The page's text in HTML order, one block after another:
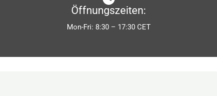
Öffnungszeiten:
Mon-Fri: 8:30 – 17:30 CET